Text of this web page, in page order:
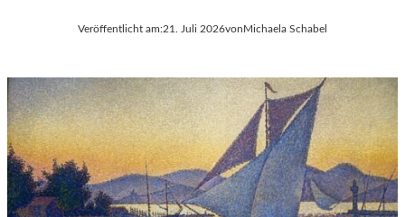
Veröffentlicht am:21. Juli 2026von Michaela Schabel